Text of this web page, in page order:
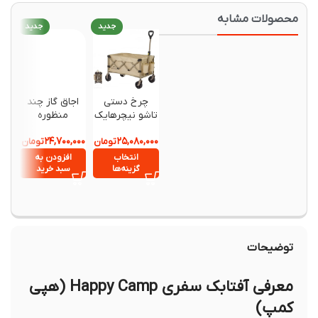
محصولات مشابه
چرخ دستی
تاشو نیچرهایک
CNK2350JJ012
اورجینال
۲۵,۰۸۰,۰۰۰تومان
انتخاب
گزینه‌ها
جدید
اجاق گاز چند
منظوره
CNK2450CF03
3
۲۴,۷۰۰,۰۰۰تومان
افزودن به
سبد خرید
جدید
توضیحات
معرفی آفتابک سفری Happy Camp (هپی
کمپ)